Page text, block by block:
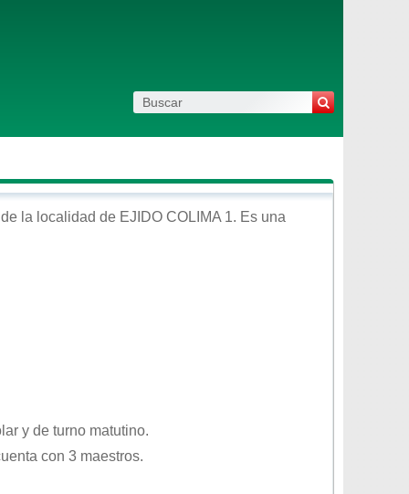
la localidad de EJIDO COLIMA 1. Es una
y de turno matutino.
con 3 maestros.